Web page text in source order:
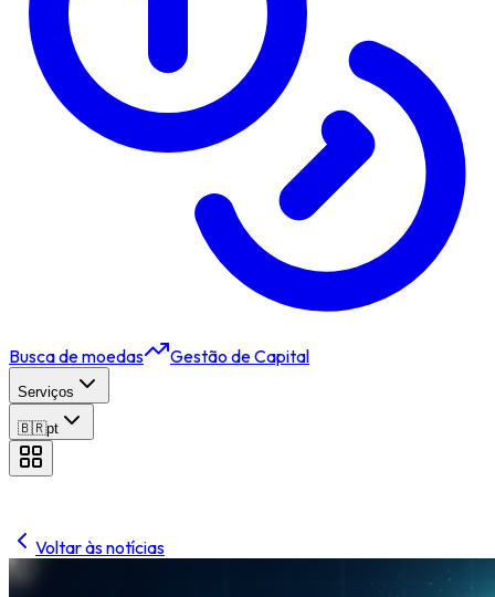
Busca de moedas Gestão de Capital
Serviços
🇧🇷pt
Voltar às notícias